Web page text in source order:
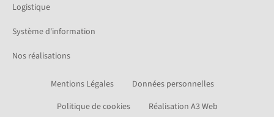
Logistique
Système d'information
Nos réalisations
Mentions Légales
Données personnelles
Politique de cookies
Réalisation A3 Web